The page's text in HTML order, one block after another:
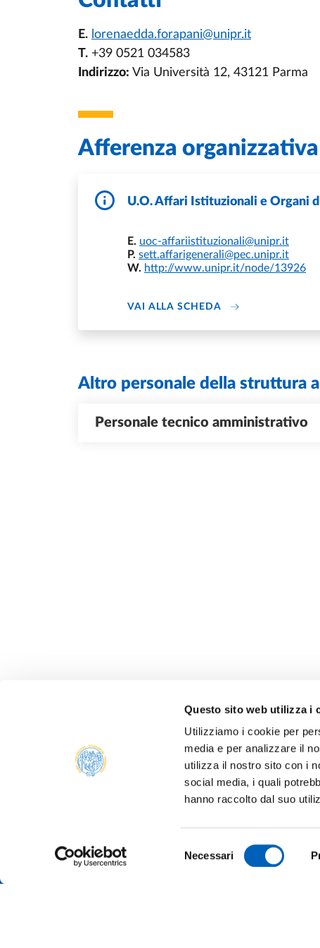
Questo sito web utilizza i
Utilizziamo i cookie per
media e per analizzare il
utilizza il nostro sito con i
social media, i quali
hanno raccolto dal suo
del
Necessari
E. lorenaedda.forapani@unipr.it
T. +39 0521 034583
Indirizzo: Via Università 12, 43121 Parma
Afferenza organizzativa
U.O. Affari Istituzionali e Organi
E. uoc-affariistituzionali@unipr.it
P. sett.affarigenerali@pec.unipr.it
W. http://www.unipr.it/node/13926
VAI ALLA SCHEDA DI U.O. AFFARI
Altro personale della struttura
Personale tecnico amministrativo
Via Università, 12 - I 43121 Parma
ALBO
PARMA